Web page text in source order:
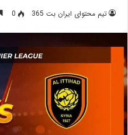
تیم محتوای ایران بت 365 0